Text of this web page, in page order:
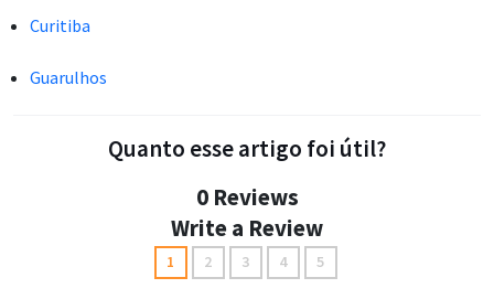
Curitiba
Guarulhos
Quanto esse artigo foi útil?
0 Reviews
Write a Review
1 2 3 4 5